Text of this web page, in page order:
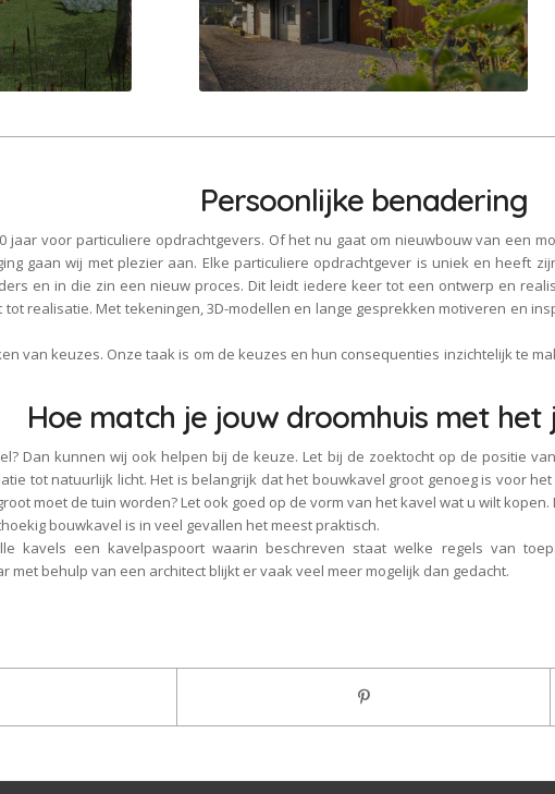
Persoonlijke benadering
jaar voor particuliere opdrachtgevers. Of het nu gaat om nieuwbouw van een
gaan wij met plezier aan. Elke particuliere opdrachtgever is uniek en heeft
en in die zin een nieuw proces. Dit leidt iedere keer tot een ontwerp en
realisatie. Met tekeningen, 3D-modellen en lange gesprekken motiveren en
van keuzes. Onze taak is om de keuzes en hun consequenties inzichtelijk te
Hoe match je jouw droomhuis met het
Dan kunnen wij ook helpen bij de keuze. Let bij de zoektocht op de positie
tot natuurlijk licht. Het is belangrijk dat het bouwkavel groot genoeg is voor
moet de tuin worden? Let ook goed op de vorm van het kavel wat u wilt
bouwkavel is in veel gevallen het meest praktisch.
kavels een kavelpaspoort waarin beschreven staat welke regels van
met behulp van een architect blijkt er vaak veel meer mogelijk dan gedacht.